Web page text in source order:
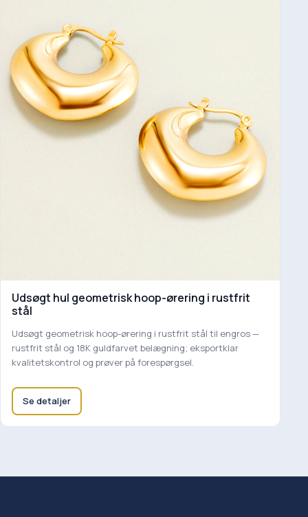
Udsøgt hul geometrisk hoop-ørering i rustfrit
stål
Udsøgt geometrisk hoop-ørering i rustfrit stål til engros —
rustfrit stål og 18K guldfarvet belægning; eksportklar
kvalitetskontrol og prøver på forespørgsel.
Se detaljer